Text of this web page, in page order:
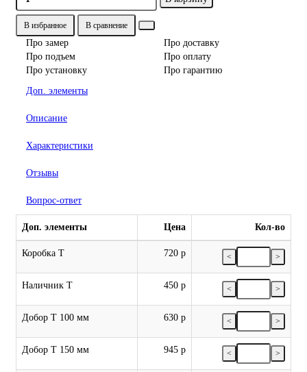
В избранное В сравнение
Про замер
Про доставку
Про подъем
Про оплату
Про установку
Про гарантию
Доп. элементы
Описание
Характеристики
Отзывы
Вопрос-ответ
Доп. элементы Цена Кол-во
Коробка Т 720 р < >
Наличник Т 450 р < >
Добор Т 100 мм 630 р < >
Добор Т 150 мм 945 р < >